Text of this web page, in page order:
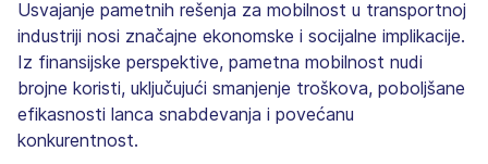
Usvajanje pametnih rešenja za mobilnost u transportnoj
industriji nosi značajne ekonomske i socijalne implikacije.
Iz finansijske perspektive, pametna mobilnost nudi
brojne koristi, uključujući smanjenje troškova, poboljšane
efikasnosti lanca snabdevanja i povećanu
konkurentnost.